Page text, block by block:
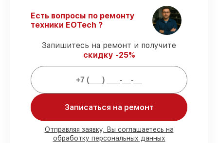
оптического прицела EOTech 1-10x28 FFP
без задержек.
Официальная гарантия
– все все виды
ремонта защищены сервисной
гарантией.
Мы гарантируем:
заказов проводим в присутствии
клиента
90%
деталей EOTech имеются на складе
в Нижнем Новгороде, остальные
поступают оперативно
Есть вопросы по ремонту
техники EOTech ?
Запишитесь на ремонт и получите
скидку -25%
Записаться на ремонт
Отправляя заявку, Вы соглашаетесь на
обработку персональных данных